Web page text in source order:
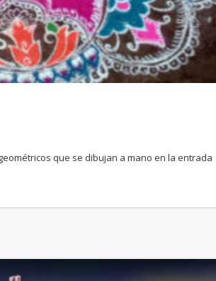
que se dibujan a mano en la entrada